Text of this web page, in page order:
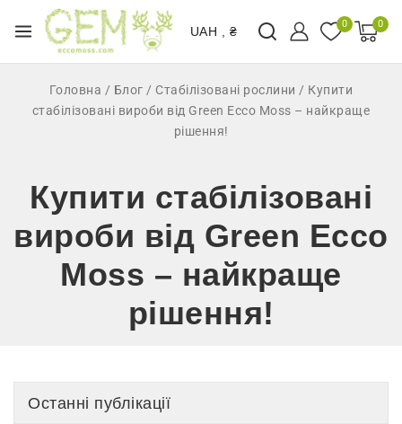
UAH , ₴
0 0
Головна / Блог / Стабілізовані рослини / Купити
стабілізовані вироби від Green Ecco Moss – найкраще
рішення!
Купити стабілізовані
вироби від Green Ecco
Moss – найкраще
рішення!
Останні публікації